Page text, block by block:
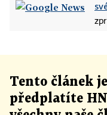
Tento článek je
předplatíte